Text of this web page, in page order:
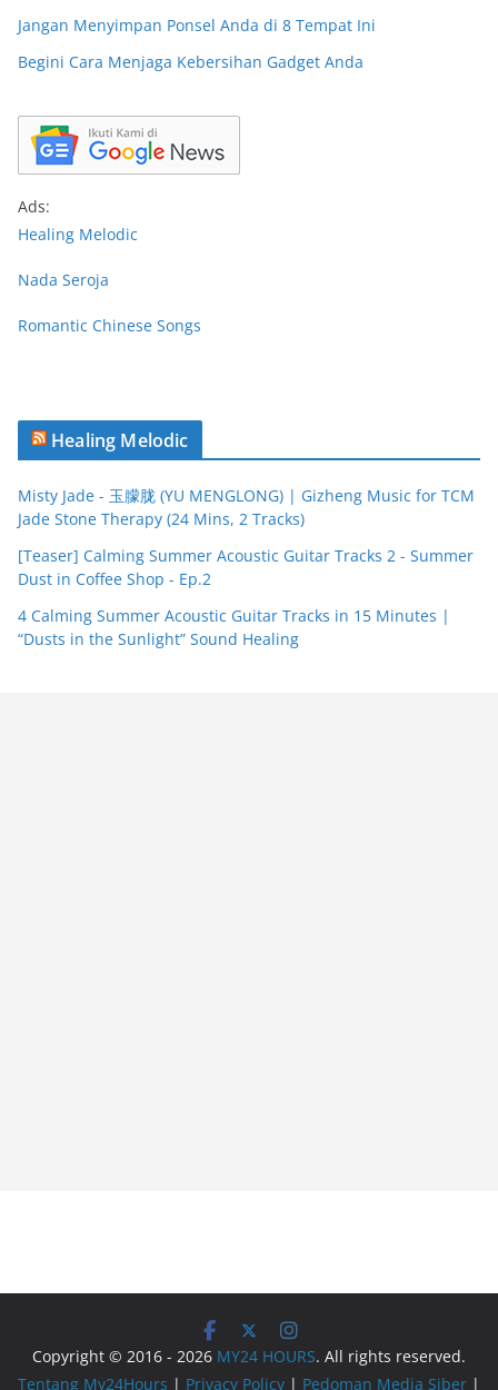
Jangan Menyimpan Ponsel Anda di 8 Tempat Ini
Begini Cara Menjaga Kebersihan Gadget Anda
Ads:
Healing Melodic
Nada Seroja
Romantic Chinese Songs
Healing Melodic
Misty Jade - 玉朦胧 (YU MENGLONG) | Gizheng Music for TCM
Jade Stone Therapy (24 Mins, 2 Tracks)
[Teaser] Calming Summer Acoustic Guitar Tracks 2 - Summer
Dust in Coffee Shop - Ep.2
4 Calming Summer Acoustic Guitar Tracks in 15 Minutes |
“Dusts in the Sunlight” Sound Healing
Copyright © 2016 - 2026 MY24 HOURS. All rights reserved.
Tentang My24Hours | Privacy Policy | Pedoman Media Siber |